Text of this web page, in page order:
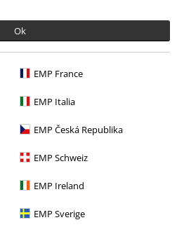
Ok
EMP France
EMP Italia
EMP Česká Republika
EMP Schweiz
EMP Ireland
EMP Sverige
Metal-Kids - Scary Guy